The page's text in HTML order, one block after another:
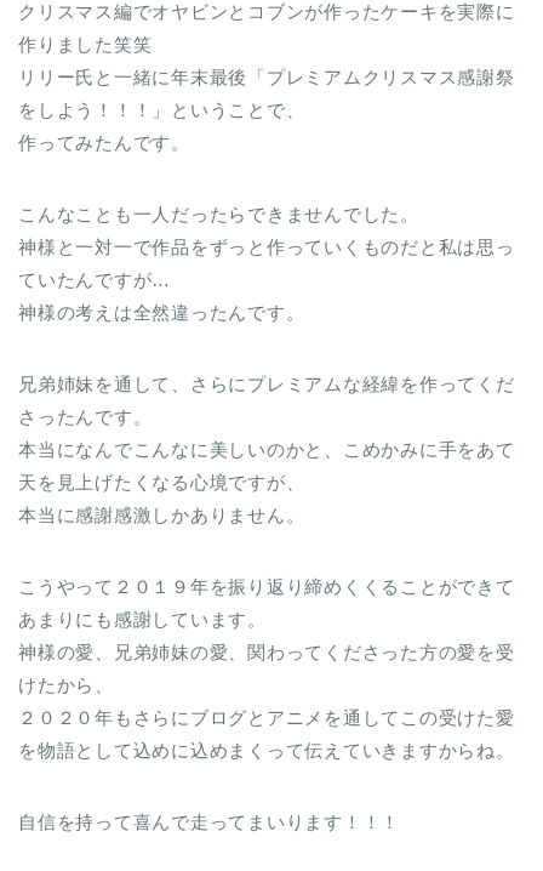
クリスマス編でオヤビンとコブンが作ったケーキを実際に
作りました笑笑
リリー氏と一緒に年末最後「プレミアムクリスマス感謝祭
をしよう！！！」ということで、
作ってみたんです。
こんなことも一人だったらできませんでした。
神様と一対一で作品をずっと作っていくものだと私は思っ
ていたんですが…
神様の考えは全然違ったんです。
兄弟姉妹を通して、さらにプレミアムな経緯を作ってくだ
さったんです。
本当になんでこんなに美しいのかと、こめかみに手をあて
天を見上げたくなる心境ですが、
本当に感謝感激しかありません。
こうやって２０１９年を振り返り締めくくることができて
あまりにも感謝しています。
神様の愛、兄弟姉妹の愛、関わってくださった方の愛を受
けたから、
２０２０年もさらにブログとアニメを通してこの受けた愛
を物語として込めに込めまくって伝えていきますからね。
自信を持って喜んで走ってまいります！！！